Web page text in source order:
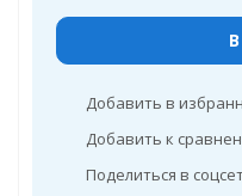
Добавить в
Добавить к
Поделиться в